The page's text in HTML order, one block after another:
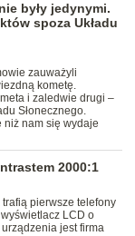
były jedynymi.
spoza Układu
zauważyli
kometę.
i zaledwie drugi –
Słonecznego.
niż nam się wydaje
2000:1
pierwsze telefony
LCD o
jest firma